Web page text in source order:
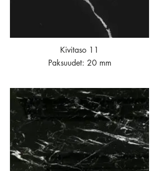
Kivitaso 11
Paksuudet: 20 mm